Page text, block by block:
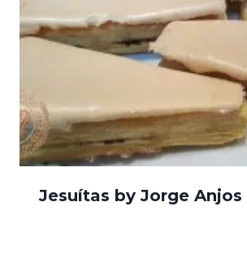
Jesuítas by Jorge Anjos